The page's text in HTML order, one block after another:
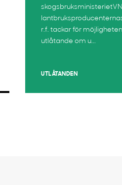
r.f. tackar för
utlåtande om u...
UTLÅTANDEN